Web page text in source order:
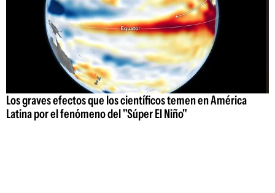
Los graves efectos que los científicos temen en América
Latina por el fenómeno del "Súper El Niño"